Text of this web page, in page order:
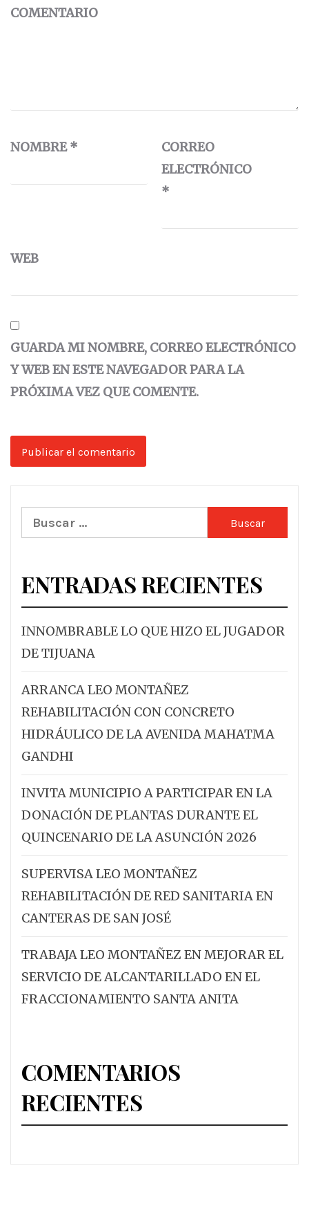
COMENTARIO
NOMBRE*
CORREO
ELECTRÓNICO
*
WEB
GUARDA MI NOMBRE, CORREO ELECTRÓNICO
Y WEB EN ESTE NAVEGADOR PARA LA
PRÓXIMA VEZ QUE COMENTE.
Buscar:
ENTRADAS RECIENTES
INNOMBRABLE LO QUE HIZO EL JUGADOR
DE TIJUANA
ARRANCA LEO MONTAÑEZ
REHABILITACIÓN CON CONCRETO
HIDRÁULICO DE LA AVENIDA MAHATMA
GANDHI
INVITA MUNICIPIO A PARTICIPAR EN LA
DONACIÓN DE PLANTAS DURANTE EL
QUINCENARIO DE LA ASUNCIÓN 2026
SUPERVISA LEO MONTAÑEZ
REHABILITACIÓN DE RED SANITARIA EN
CANTERAS DE SAN JOSÉ
TRABAJA LEO MONTAÑEZ EN MEJORAR EL
SERVICIO DE ALCANTARILLADO EN EL
FRACCIONAMIENTO SANTA ANITA
COMENTARIOS
RECIENTES